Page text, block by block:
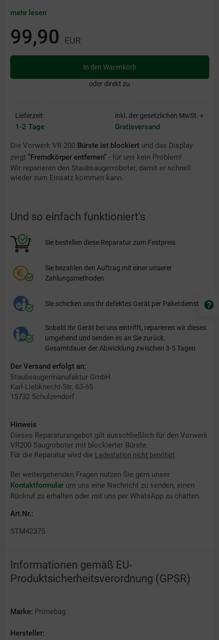
mehr lesen
99,90 EUR
In den Warenkorb
oder direkt zu
Lieferzeit:
1-2 Tage
inkl. der gesetzlichen MwSt. +
Gratisversand
Die Vorwerk VR 200 Bürste ist blockiertund das Display
zeigt "Fremdkörper entfernen" - für uns kein Problem!
Wir reparieren den Staubsaugerroboter, damit er schnell
wieder zum Einsatz kommen kann.
Und so einfach funktioniert's
Sie bestellen diese Reparatur zum Festpreis
Sie bezahlen den Auftrag mit einer unserer
Zahlungsmethoden
Sie schicken uns Ihr defektes Gerät per Paketdienst zu
Sobald Ihr Gerät bei uns eintrifft, reparieren wir dieses
umgehend und senden es an Sie zurück.
Gesamtdauer der Abwicklung zwischen 3-5 Tagen
Der Versand erfolgt an:
Staubsaugermanufaktur GmbH
Karl-Liebknecht-Str. 63-65
15732 Schulzendorf
Hinweis
Dieses Reparaturangebot gilt ausschließlich für den Vorwerk
VR200 Saugroboter mit blockierter Bürste.
Für die Reparatur wird die Ladestation nicht benötigt
Bei weitergehenden Fragen nutzen Sie gern unser
Kontaktformularum uns eine Nachricht zu senden, einen
Rückruf zu erhalten oder mit uns per WhatsApp zu chatten.
Art.Nr.:
STM42375
Informationen gemäß EU-
Produktsicherheitsverordnung (GPSR)
Marke: Primebag
Hersteller: